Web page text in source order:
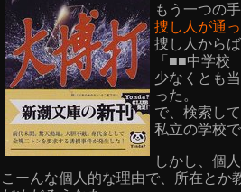
もう一つの手
捜し人が通
捜し人から
「■■中学校
少なくとも
った。
で、検索し
私立の学校
しかし、個
こーんな個人的な理由で、所在とか